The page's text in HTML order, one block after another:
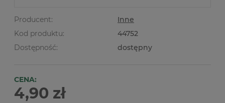
Producent:
Inne
Kod produktu:
44752
Dostępność:
dostępny
CENA:
4,90 zł